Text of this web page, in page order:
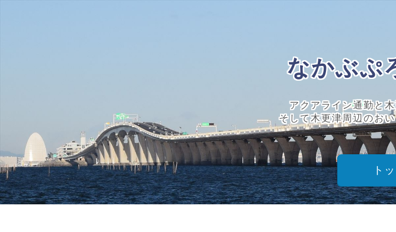
なかぶぷ
アクアライン通勤と
そして木更津周辺のお
ト